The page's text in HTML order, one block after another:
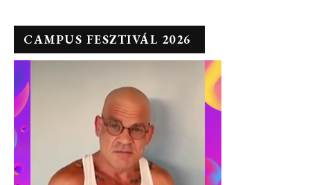
CAMPUS FESZTIVÁL 2026